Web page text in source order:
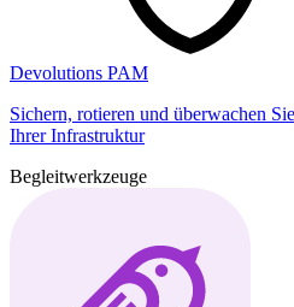
Devolutions PAM
Sichern, rotieren und überwachen
Ihrer Infrastruktur
Begleitwerkzeuge